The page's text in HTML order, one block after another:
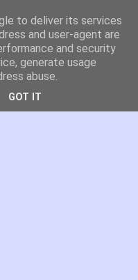
transporte,
medio ambiente,
to deliver its services
and user-agent are
and security
generate usage
abuse.
GOT IT